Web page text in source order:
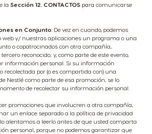
la Sección 12. CONTACTOS para comunicarse
en Conjunto: De vez en cuando, podemos
web y/ nuestras aplicaciones un programa o una
o copatrocinados con otra compañía,
reconocido; y, como parte de este evento,
información personal. Si su información
recolectada por (o es compartida con) una
Nestlé como parte de esa promoción, se lo
de recolectar su información personal.
promociones que involucren a otra compañía,
un enlace separado a la política de privacidad
alentamos a leerlo antes de que usted comparta
personal, porque no podemos garantizar que
Canada
English
Chile
Spanish